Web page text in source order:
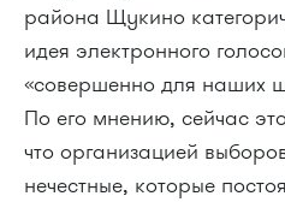
района Щукино
идея электронного
«совершенно для наших
По его мнению, сейчас
что организацией
нечестные, которые